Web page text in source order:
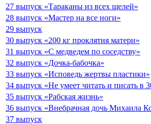
27 выпуск «Тараканы из всех щелей»
28 выпуск «Мастер на все ноги»
29 выпуск
30 выпуск «200 кг проклятия матери»
31 выпуск «С медведем по соседству»
32 выпуск «Дочка-бабочка»
33 выпуск «Исповедь жертвы пластики»
34 выпуск «Не умеет читать и писать в
35 выпуск «Рабская жизнь»
36 выпуск «Внебрачная дочь Михаила
37 выпуск